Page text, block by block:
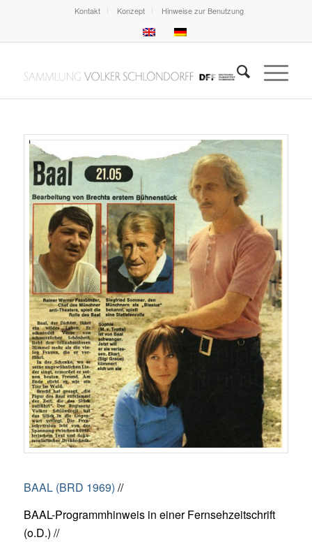
Kontakt Konzept Hinweise zur Benutzung
BAAL (BRD 1969) //
BAAL-Programmhinweis in einer Fernsehzeitschrift
(o.D.) //